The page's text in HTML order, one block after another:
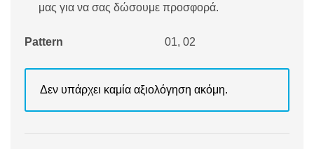
μας για να σας δώσουμε προσφορά.
Pattern 01, 02
Δεν υπάρχει καμία αξιολόγηση ακόμη.